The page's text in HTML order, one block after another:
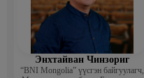
Энхтайван Чинзориг
“BNI Mongolia” үүсгэн байгуулагч,